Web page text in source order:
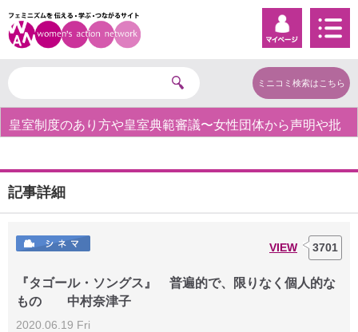
ミニコミ検索はこちら
皇室制度のあり方や皇室典範審議〜女性団体から声明や批
記事詳細
VIEW 3701
『タゴール・ソングス』 普遍的で、限りなく個人的な
もの 中村奈津子
2020.06.19 Fri